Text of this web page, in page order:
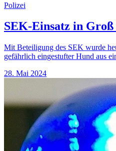
Polizei
SEK-Einsatz in
Mit Beteiligung des SEK wurde
gefährlich eingestufter Hund aus
28. Mai 2024